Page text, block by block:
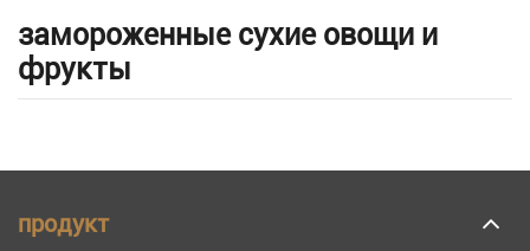
замороженные сухие овощи и
фрукты
продукт